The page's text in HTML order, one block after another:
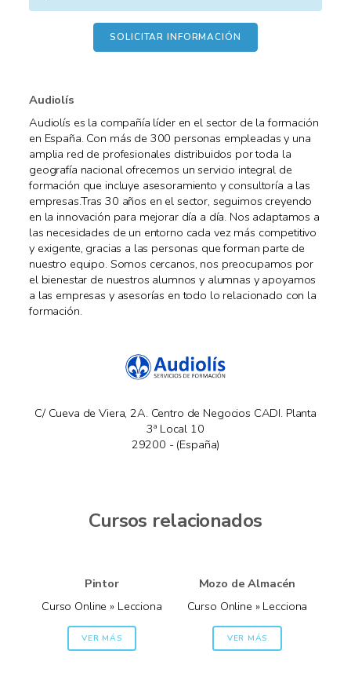
Audiolís
Audiolís es la compañía líder en el sector de la formación
en España. Con más de 300 personas empleadas y una
amplia red de profesionales distribuidos por toda la
geografía nacional ofrecemos un servicio integral de
formación que incluye asesoramiento y consultoría a las
empresas.Tras 30 años en el sector, seguimos creyendo
en la innovación para mejorar día a día. Nos adaptamos a
las necesidades de un entorno cada vez más competitivo
y exigente, gracias a las personas que forman parte de
nuestro equipo. Somos cercanos, nos preocupamos por
el bienestar de nuestros alumnos y alumnas y apoyamos
a las empresas y asesorías en todo lo relacionado con la
formación.
C/ Cueva de Viera, 2A. Centro de Negocios CADI. Planta
3ª Local 10
29200 - (España)
Cursos relacionados
Pintor
Curso Online » Lecciona
VER MÁS
Mozo de Almacén
Curso Online » Lecciona
VER MÁS